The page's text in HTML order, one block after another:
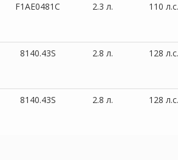
F1AE0481C 2.3 л. 110 л.с.
8140.43S 2.8 л. 128 л.с.
8140.43S 2.8 л. 128 л.с.